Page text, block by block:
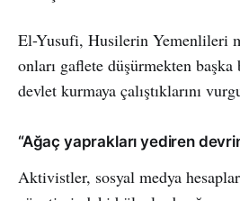
El-Yusufi, Husilerin Yemenlileri
onları gaflete düşürmekten
devlet kurmaya çalıştıklarını
“Ağaç yaprakları yediren
Aktivistler, sosyal medya